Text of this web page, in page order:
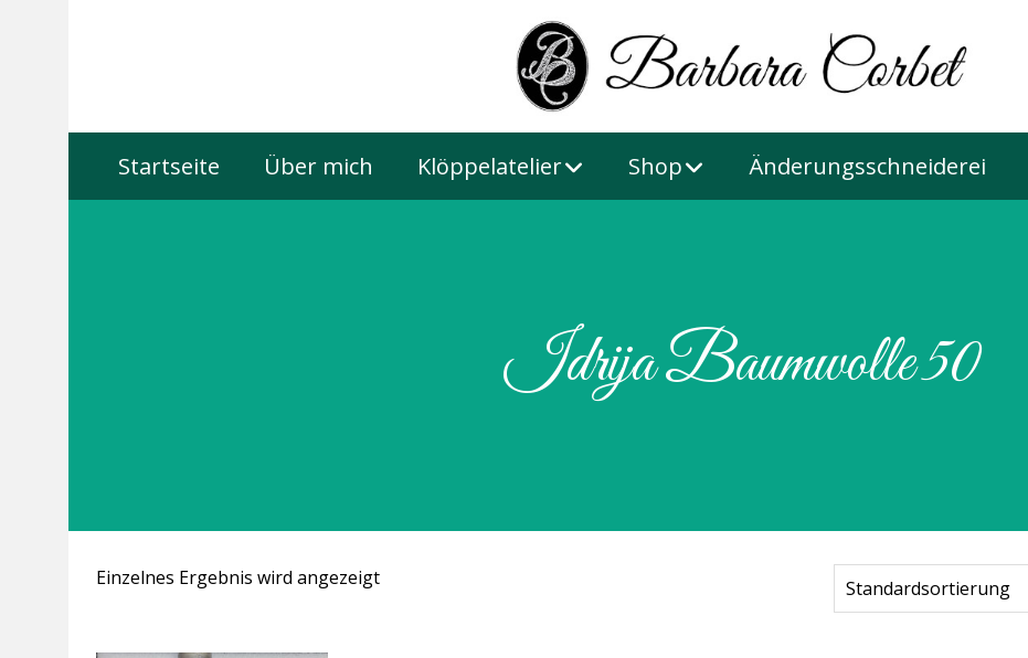
Startseite Über mich Klöppelatelier Shop Änderungsschneiderei
Idrija Baumwolle 50
Einzelnes Ergebnis wird angezeigt